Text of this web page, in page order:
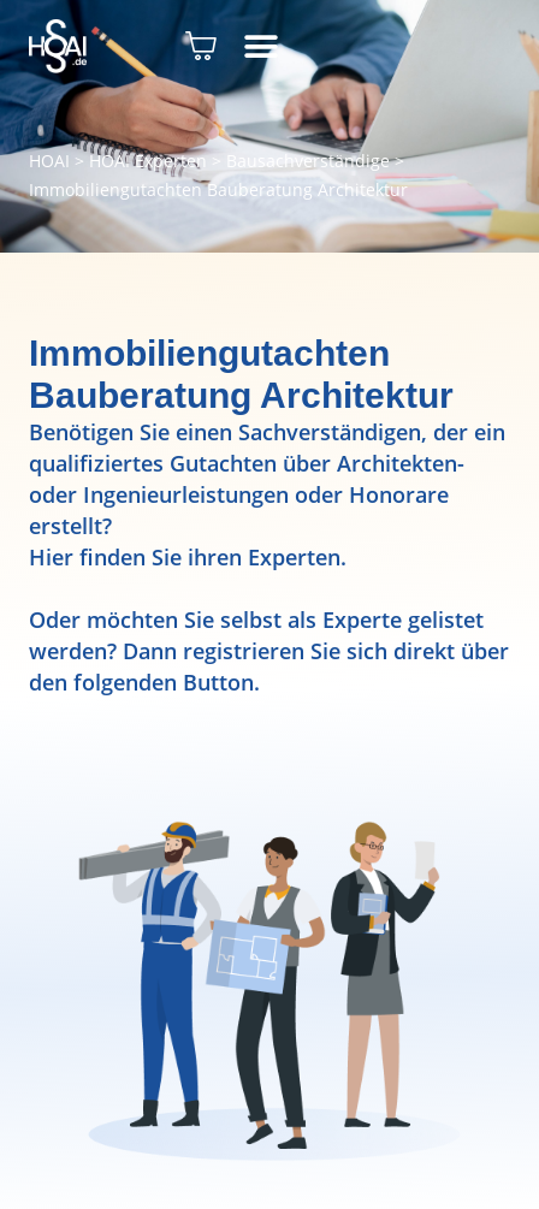
HOAI > HOAI Experten> Bausachverständige>
Immobiliengutachten Bauberatung Architektur
Immobiliengutachten
Bauberatung Architektur
Benötigen Sie einen Sachverständigen, der ein
qualifiziertes Gutachten über Architekten-
oder Ingenieurleistungen oder Honorare
erstellt?
Hier finden Sie ihren Experten.
Oder möchten Sie selbst als Experte gelistet
werden? Dann registrieren Sie sich direkt über
den folgenden Button.